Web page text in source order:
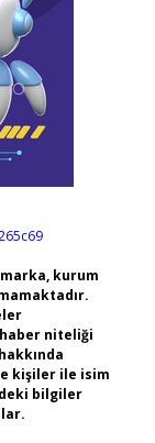
kurum
niteliği
kişiler ile isim
bilgiler